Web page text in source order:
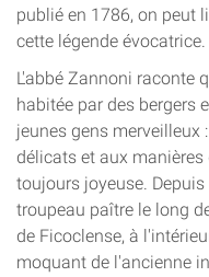
publié en 1786, on peut
cette légende évocatrice.
L'abbé Zannoni raconte
habitée par des bergers
jeunes gens merveilleux
délicats et aux manières
toujours joyeuse.
troupeau paître le long
de Ficoclense, à
moquant de l'ancienne